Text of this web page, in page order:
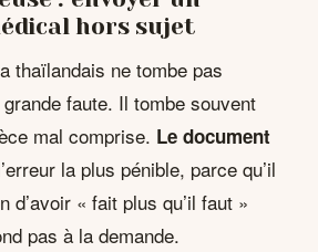
hors sujet
thaïlandais ne tombe pas
faute. Il tombe souvent
mal comprise. Le document
la plus pénible, parce qu’il
d’avoir « fait plus qu’il faut »
pas à la demande.